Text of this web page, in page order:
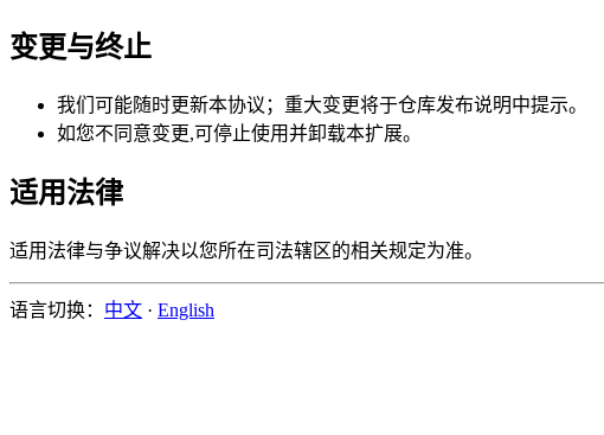
变更与终止
我们可能随时更新本协议；重大变更将于仓库发布说明中提示。
如您不同意变更,可停止使用并卸载本扩展。
适用法律
适用法律与争议解决以您所在司法辖区的相关规定为准。
语言切换： 中文 · English